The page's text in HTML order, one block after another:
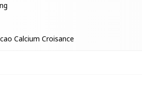
Calcium Croisance